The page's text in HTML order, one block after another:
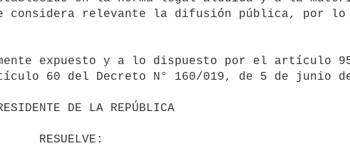
considera relevante la difusión pública, por lo
60 del Decreto N° 160/019, de 5 de junio